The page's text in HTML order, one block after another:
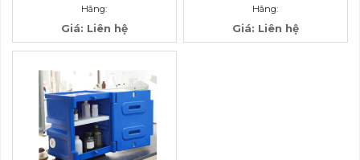
Hãng:
Giá: Liên hệ
Hãng:
Giá: Liên hệ